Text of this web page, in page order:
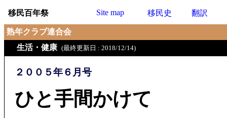
移民百年祭 Site map 移民史 翻訳
熟年クラブ連合会
生活・健康 (最終更新日 : 2018/12/14)
２００５年６月号
ひと手間かけて